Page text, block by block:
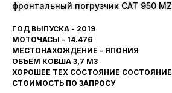
фронтальный погрузчик CAT 950 MZ
ГОД ВЫПУСКА - 2019
МОТОЧАСЫ - 14.476
МЕСТОНАХОЖДЕНИЕ - ЯПОНИЯ
ОБЪЕМ КОВША 3,7 М3
ХОРОШЕЕ ТЕХ СОСТОЯНИЕ СОСТОЯНИЕ
СТОИМОСТЬ ПО ЗАПРОСУ